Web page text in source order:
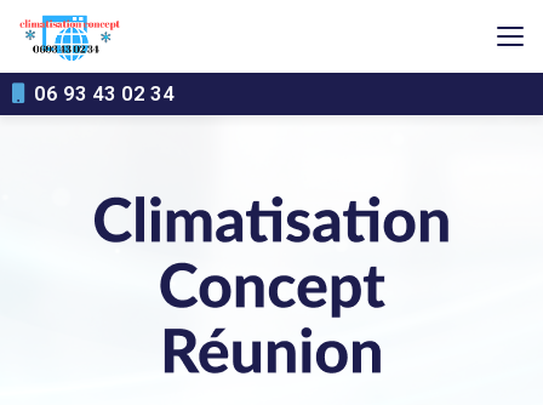
contenu
principal
06 93 43 02 34